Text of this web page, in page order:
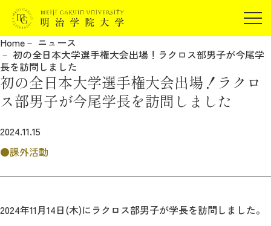
在学生の方
保証人の方
企業・研究者の方
JP EN
Home
ニュース
初の全日本大学選手権大会出場！ラクロス部男子が今尾学
長を訪問しました
初の全日本大学選手権大会出場！ラクロ
ス部男子が今尾学長を訪問しました
2024.11.15
課外活動
2024年11月14日(木)にラクロス部男子が学長を訪問しました。